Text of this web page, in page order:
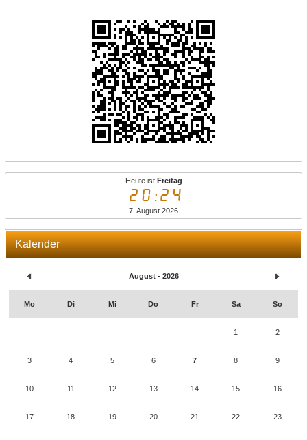
Heute ist Freitag
20:24
7. August 2026
Kalender
August - 2026
Mo Di Mi Do Fr Sa So
1 2
3 4 5 6 7 8 9
10 11 12 13 14 15 16
17 18 19 20 21 22 23